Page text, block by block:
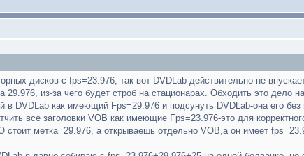
дисков с fps=23.976, так вот DVDLab действительно не
29.976, из-за чего будет строб на стационарах. Обходить это
в DVDLab как имеющий Fps=29.976 и подсунуть DVDLab-она его
все заголовки VOB как имеющие Fps=23.976-это для
стоит метка=29.976, а открываешь отдельно VOB,а он имеет